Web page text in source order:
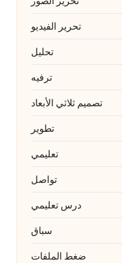
تحرير الفيديو
تحليل
ترفيه
تصميم ثلاثي الأبعاد
تطوير
تعليمي
تواصل
درس تعليمي
سباق
ضغط الملفات